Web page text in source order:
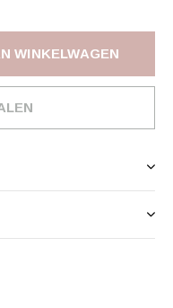
WINKELWAGEN